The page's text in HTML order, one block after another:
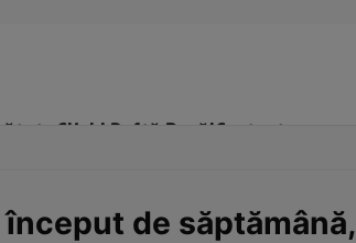
Click! Poftă Bună!Contact
de săptămână,